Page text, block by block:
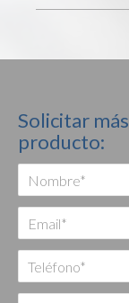
Solicitar
producto: